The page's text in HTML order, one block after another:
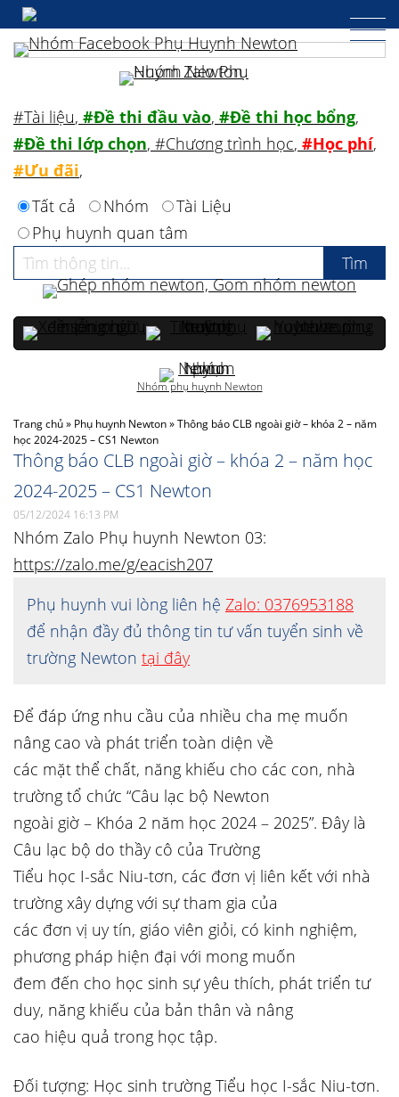
Trang chủ» Phụ huynh Newton»Thông báo CLB ngoài giờ – khóa 2 – năm
học 2024-2025 – CS1 Newton
Thông báo CLB ngoài giờ – khóa 2 – năm học
2024-2025 – CS1 Newton
05/12/2024 16:13 PM
Nhóm Zalo Phụ huynh Newton 03:
https://zalo.me/g/eacish207
Phụ huynh vui lòng liên hệ Zalo: 0376953188
để nhận đầy đủ thông tin tư vấn tuyển sinh về
trường Newton tại đây
Để đáp ứng nhu cầu của nhiều cha mẹ muốn
nâng cao và phát triển toàn diện về
các mặt thể chất, năng khiếu cho các con, nhà
trường tổ chức “Câu lạc bộ Newton
ngoài giờ – Khóa 2 năm học 2024 – 2025”. Đây là
Câu lạc bộ do thầy cô của Trường
Tiểu học I-sắc Niu-tơn, các đơn vị liên kết với nhà
trường xây dựng với sự tham gia của
các đơn vị uy tín, giáo viên giỏi, có kinh nghiệm,
phương pháp hiện đại với mong muốn
đem đến cho học sinh sự yêu thích, phát triển tư
duy, năng khiếu của bản thân và nâng
cao hiệu quả trong học tập.
Đối tượng: Học sinh trường Tiểu học I-sắc Niu-tơn.
#Tài liệu, #Đề thi đầu vào, #Đề thi học bổng,
#Đề thi lớp chọn, #Chương trình học, #Học phí,
#Ưu đãi,
Tất cả
Nhóm
Tài Liệu
Phụ huynh quan tâm
Nhóm phụ huynh Newton